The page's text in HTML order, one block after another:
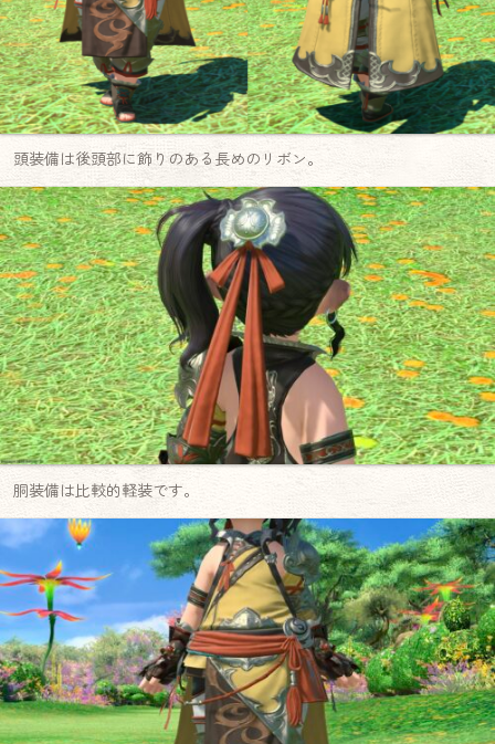
頭装備は後頭部に飾りのある長めのリボン。
胴装備は比較的軽装です。